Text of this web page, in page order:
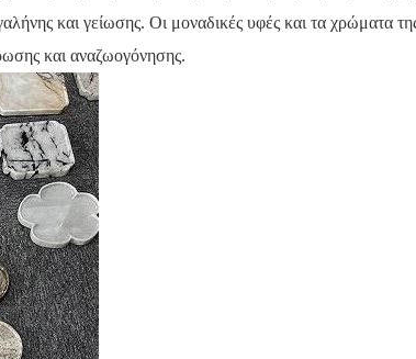
και γείωσης. Οι μοναδικές υφές και τα χρώματα
και αναζωογόνησης.